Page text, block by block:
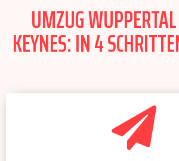
UMZUG
KEYNES: IN 4